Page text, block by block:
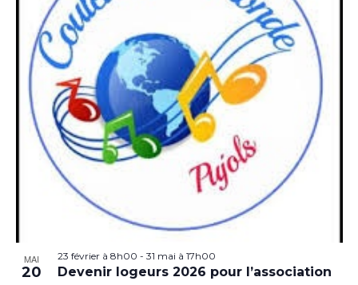
MAI
20
23 février à 8h00 - 31 mai à 17h00
Devenir logeurs 2026 pour l’association